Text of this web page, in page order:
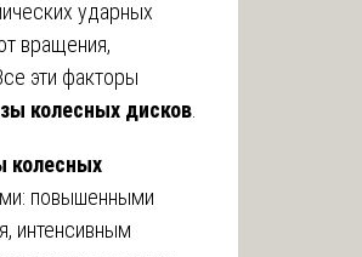
ударных
вращения,
эти факторы
колесных дисков
колесных
повышенными
интенсивным